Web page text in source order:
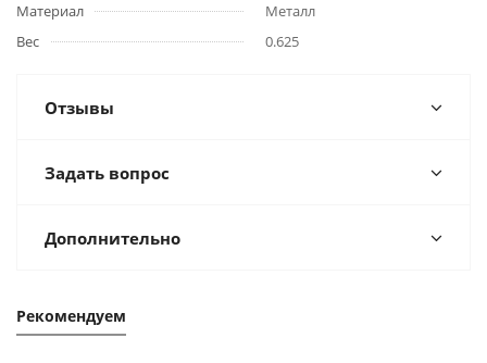
Материал
Металл
Вес
0.625
Отзывы
Задать вопрос
Дополнительно
Рекомендуем